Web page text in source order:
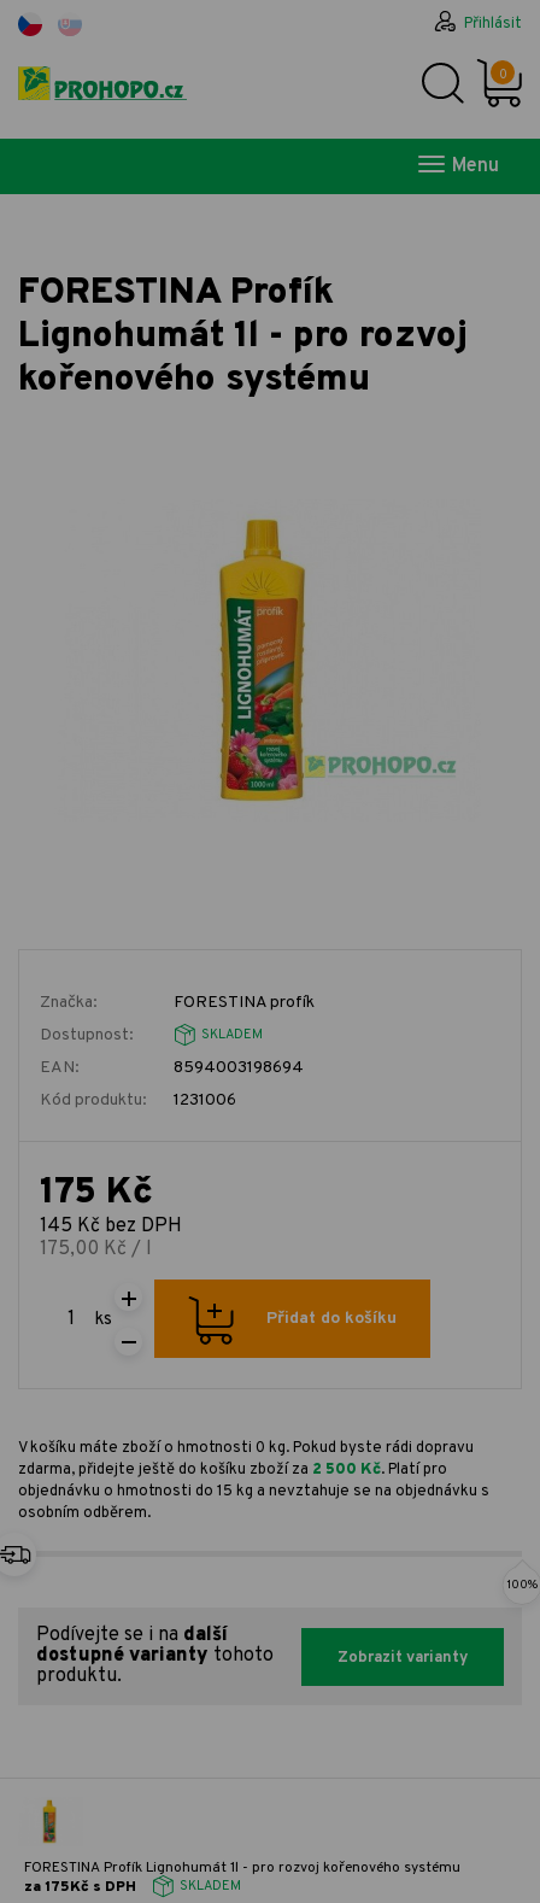
Přihlásit
0
Menu
FORESTINA Profík
Lignohumát 1l - pro rozvoj
kořenového systému
Značka:
FORESTINA profík
Dostupnost:
SKLADEM
EAN:
8594003198694
Kód produktu:
1231006
175 Kč
145 Kč bez DPH
175,00 Kč / l
ks Přidat do košíku
V košíku máte zboží o hmotnosti 0 kg. Pokud byste rádi dopravu
zdarma, přidejte ještě do košíku zboží za 2 500 Kč. Platí pro
objednávku o hmotnosti do 15 kg a nevztahuje se na objednávku s
osobním odběrem.
100%
Podívejte se i na další
dostupné varianty tohoto
produktu.
Zobrazit varianty
FORESTINA Profík Lignohumát 1l - pro rozvoj kořenového systému
za 175Kč s DPH
SKLADEM